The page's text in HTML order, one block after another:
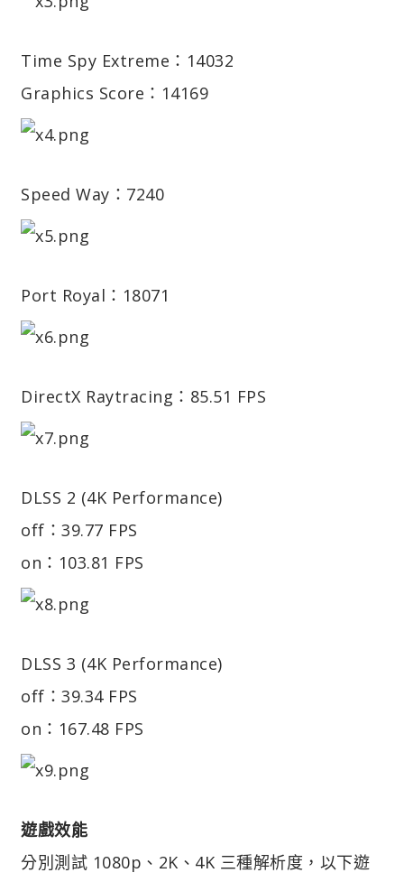
Time Spy Extreme：14032
Graphics Score：14169
Speed Way：7240
Port Royal：18071
DirectX Raytracing：85.51 FPS
DLSS 2 (4K Performance)
off：39.77 FPS
on：103.81 FPS
DLSS 3 (4K Performance)
off：39.34 FPS
on：167.48 FPS
遊戲效能
分別測試 1080p、2K、4K 三種解析度，以下遊